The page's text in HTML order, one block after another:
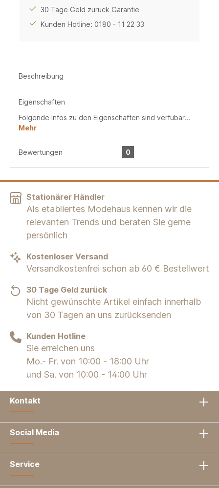
30 Tage Geld zurück Garantie
Kunden Hotline: 0180 - 11 22 33
Beschreibung
Eigenschaften
Folgende Infos zu den Eigenschaften sind verfübar...
Mehr
Bewertungen 0
Stationärer Händler
Als etabliertes Modehaus kennen wir die
relevanten Trends und beraten Sie gerne
persönlich
Kostenloser Versand
Versandkostenfrei schon ab 60 € Bestellwert
30 Tage Geld zurück
Nicht gewünschte Artikel einfach innerhalb
von 30 Tagen an uns zurücksenden
Kunden Hotline
Sie erreichen uns
Mo.- Fr. von 10:00 - 18:00 Uhr
und Sa. von 10:00 - 14:00 Uhr
Kontakt
Social Media
Service